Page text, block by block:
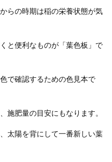
らの時期は稲の栄養状態が気
と便利なものが「葉色板」で
で確認するための色見本で
施肥量の目安にもなります。
太陽を背にして一番新しい葉